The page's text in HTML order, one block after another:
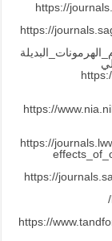
https://
https://
https://
https://
https://
https://